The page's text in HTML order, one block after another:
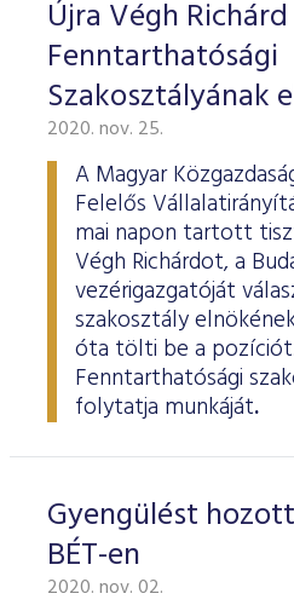
ESG Útmutató
Újra Végh
Fenntarthatósági
Szakosztályának
2020. nov. 25.
A Magyar
Felelős
mai napon tartott
Végh Richárdot, a
vezérigazgatóját
szakosztály
óta tölti be a
Fenntarthatósági
folytatja munkáját.
Gyengülést
BÉT-en
2020. nov. 02.